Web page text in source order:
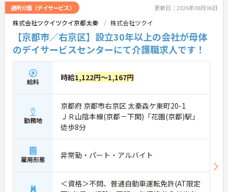
ョンの企画や実施も大切なお仕事です。「どんな工
夫をしたら喜んでいただけるか」をスタッフみんな
で考え、アイデアを形にしていきます。お客様から
直接「ありがとう」と感謝の言葉をいただけたり、
信頼関係が深まっていく喜びを感じられるのが大き
なやりがいです。介護度が比較的高くないため、身
体への負担が少なめなのも特徴です。
通所介護（デイサービス） 更新日：2026年08月06日
株式会社ツクイツクイ京都太秦 株式会社ツクイ
【京都市／右京区】設立30年以上の会社が母体
のデイサービスセンターにて介護職求人です！
給料 時給1,122円～1,167円
勤務地
京都府 京都市右京区 太秦森ケ東町20-1
ＪＲ山陰本線(京都－下関)「花園(京都)駅」
徒歩8分
雇用形態 非常勤・パート・アルバイト
＜資格＞不問、普通自動車運転免許(AT限定